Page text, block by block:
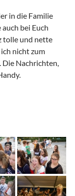
in die Familie
bei Euch
tolle und nette
nicht zum
Die Nachrichten,